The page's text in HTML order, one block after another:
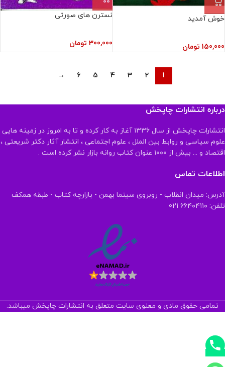
خوش آمدید
150,000 تومان
نسترن های صورتی
300,000 تومان
1
2
3
4
5
6
→
درباره انتشارات چاپخش
انتشارات چاپخش از سال ۱۳۳۶ آغاز به کار کرده و تا به امروز در زمینه هایی
علوم سیاسی و روابط بین الملل ، علوم اجتماعی ، انتشار آثار دکتر شریعتی ،
اقتصاد و ... بیش از ۱۰۰۰ عنوان کتاب روانه بازار نشر کرده است .
اطلاعات تماس
آدرس: میدان انقلاب - روبروی سینما بهمن - بازارچه کتاب - طبقه همکف
تلفن: ۶۶۴۰۴۱۱۰ 021
تمامی حقوق مادی و معنوی سایت متعلق به انتشارات چاپخش میباشد.